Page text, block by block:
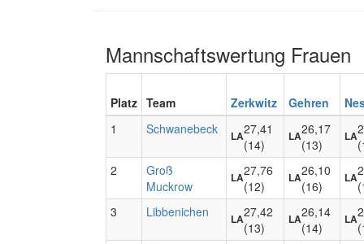
Mannschaftswertung Frauen
Platz Team Zerkwitz Gehren
1
Schwanebeck LA27,41
(14)
LA26,17
(13)
LA
2
Groß
Muckrow
LA27,76
(12)
LA26,10
(16)
LA
3
Libbenichen LA27,42
(13)
LA26,14
(14)
LA